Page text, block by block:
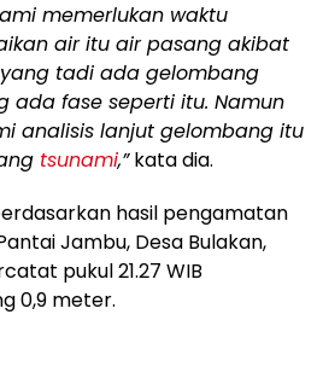
memerlukan waktu
air itu air pasang akibat
tadi ada gelombang
ada fase seperti itu. Namun
analisis lanjut gelombang itu
tsunami,”kata dia.
hasil pengamatan
Jambu, Desa Bulakan,
pukul 21.27 WIB
0,9 meter.